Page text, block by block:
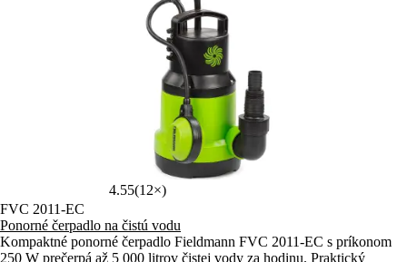
4.55(12×)
FVC 2011-EC
Ponorné čerpadlo na čistú vodu
Kompaktné ponorné čerpadlo Fieldmann FVC 2011-EC s príkonom
250 W prečerpá až 5 000 litrov čistej vody za hodinu. Praktický